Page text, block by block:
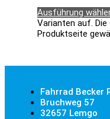
Ausführung
Varianten auf.
Produktseite
Fahrrad Becker
Bruchweg 57
32657 Lemgo